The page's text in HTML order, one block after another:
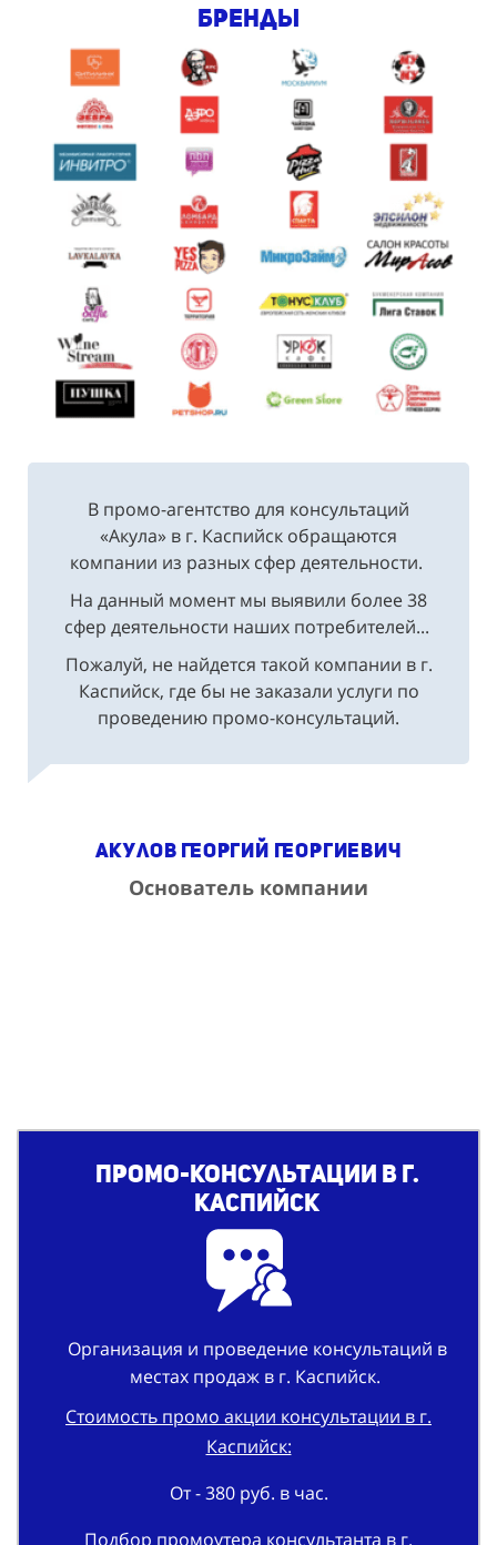
бренды
В промо-агентство для консультаций
«Акула» в г. Каспийск обращаются
компании из разных сфер деятельности.
На данный момент мы выявили более 38
сфер деятельности наших потребителей...
Пожалуй, не найдется такой компании в г.
Каспийск, где бы не заказали услуги по
проведению промо-консультаций.
Акулов Георгий Георгиевич
Основатель компании
Промо-консультации в г.
Каспийск
Организация и проведение консультаций в
местах продаж в г. Каспийск.
Стоимость промо акции консультации в г.
Каспийск:
От - 380 руб. в час.
Подбор промоутера консультанта в г.